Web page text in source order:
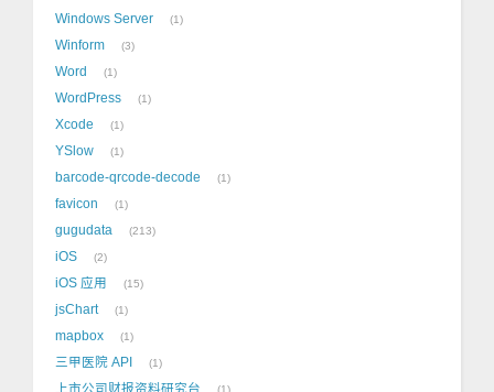
Windows Server 1
Winform 3
Word 1
WordPress 1
Xcode 1
YSlow 1
barcode-qrcode-decode 1
favicon 1
gugudata 213
iOS 2
iOS 应用 15
jsChart 1
mapbox 1
三甲医院 API 1
上市公司财报资料研究台 1